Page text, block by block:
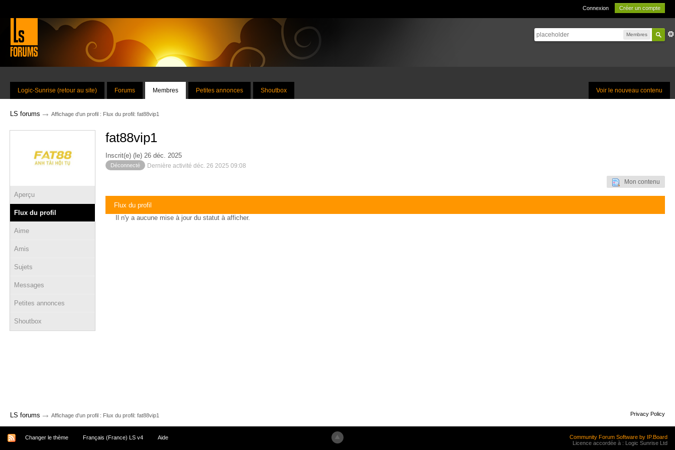
Connexion Créer un compte
Membres
Voir le nouveau contenu
Logic-Sunrise (retour au site) Forums Membres Petites annonces Shoutbox
LS forums → Affichage d'un profil : Flux du profil: fat88vip1
Aperçu
Flux du profil
Aime
Amis
Sujets
Messages
Petites annonces
Shoutbox
fat88vip1
Inscrit(e) (le) 26 déc. 2025
Déconnecté Dernière activité déc. 26 2025 09:08
Mon contenu
Flux du profil
Il n'y a aucune mise à jour du statut à afficher.
LS forums → Affichage d'un profil : Flux du profil: fat88vip1 Privacy Policy
Changer le thème Français (France) LS v4 Aide
Community Forum Software by IP.Board
Licence accordée à : Logic Sunrise Ltd